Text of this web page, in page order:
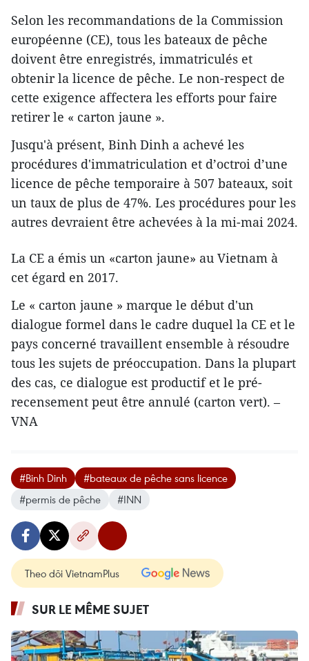
Selon les recommandations de la Commission
européenne (CE), tous les bateaux de pêche
doivent être enregistrés, immatriculés et
obtenir la licence de pêche. Le non-respect de
cette exigence affectera les efforts pour faire
retirer le « carton jaune ».
Jusqu'à présent, Binh Dinh a achevé les
procédures d'immatriculation et d’octroi d’une
licence de pêche temporaire à 507 bateaux, soit
un taux de plus de 47%. Les procédures pour les
autres devraient être achevées à la mi-mai 2024.
La CE a émis un «carton jaune» au Vietnam à
cet égard en 2017.
Le « carton jaune » marque le début d'un
dialogue formel dans le cadre duquel la CE et le
pays concerné travaillent ensemble à résoudre
tous les sujets de préoccupation. Dans la plupart
des cas, ce dialogue est productif et le pré-
recensement peut être annulé (carton vert). –
VNA
#Binh Dinh
#bateaux de pêche sans licence
#permis de pêche
#INN
Theo dõi VietnamPlus
SUR LE MÊME SUJET